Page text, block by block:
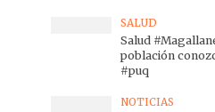
SALUD
Salud
población
#puq
NOTICIAS